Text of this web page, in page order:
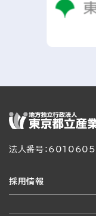
法人番号：
採用情報